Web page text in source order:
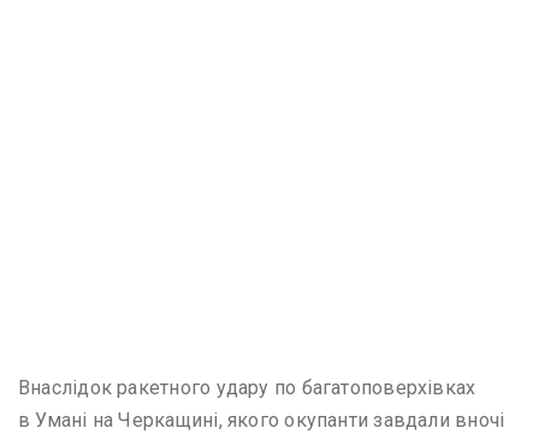
Внаслідок ракетного удару по багатоповерхівках
в Умані на Черкащині, якого окупанти завдали вночі